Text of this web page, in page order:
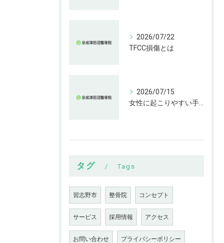
2026/07/22
TFCC損傷とは
2026/07/15
タグ Tags
習志野市 整骨院 コンセプト
サービス 採用情報 アクセス
お問い合わせ プライバシーポリシー